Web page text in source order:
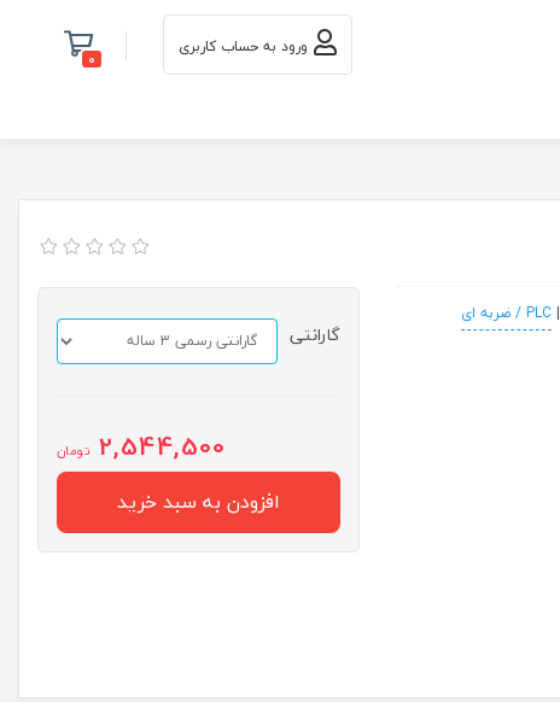
ورود به حساب کاربری 0
|PLC / ضربه ای
گارانتی
2,544,500 تومان
افزودن به سبد خرید